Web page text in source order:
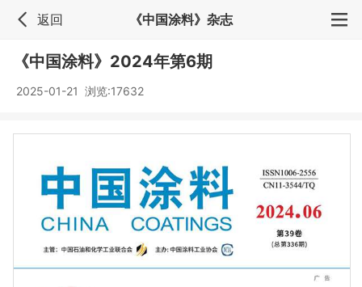
返回 《中国涂料》杂志
《中国涂料》2024年第6期
2025-01-21 浏览:17632